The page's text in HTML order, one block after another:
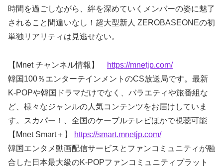
時間を過ごしながら、絆を深めていくメンバーの姿に魅了
されること間違いなし！超大型新人 ZEROBASEONEの初
単独リアリティは見逃せない。
【Mnet チャンネル情報】
https://mnetjp.com/
韓国100％エンターテインメントのCS放送局です。最新
K-POPや韓国ドラマだけでなく、バラエティや旅番組な
ど、様々なジャンルの人気コンテンツをお届けしていま
す。スカパー！、全国のケーブルテレビほかで視聴可能
【Mnet Smart＋】
https://smart.mnetjp.com/
韓国エンタメ動画配信サービスとファンコミュニティが融
合した日本最大級のK-POPファンコミュニティプラット